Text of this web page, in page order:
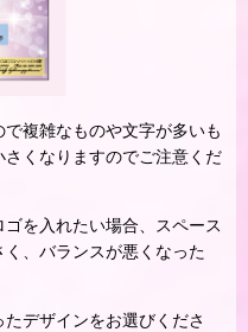
複雑なものや文字が多いも
くなりますのでご注意くだ
を入れたい場合、スペース
、バランスが悪くなった
デザインをお選びくださ